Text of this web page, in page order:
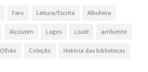
Faro Leitura/Escrita Albufeira
Alcoutim Lagos Loulé ambiente
Olhão Coleção História das bibliotecas